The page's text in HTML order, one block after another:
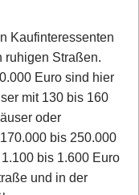
Kaufinteressenten
ruhigen Straßen.
Euro sind hier
mit 130 bis 160
oder
bis 250.000
bis 1.600 Euro
und in der